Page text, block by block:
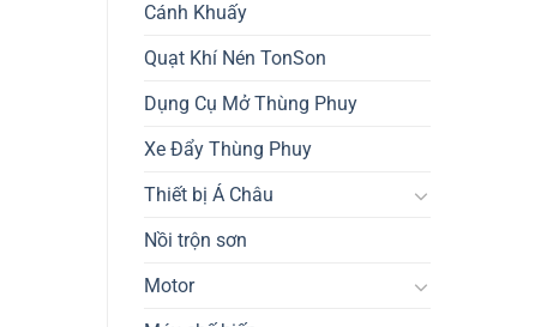
Cánh Khuấy
Quạt Khí Nén TonSon
Dụng Cụ Mở Thùng Phuy
Xe Đẩy Thùng Phuy
Thiết bị Á Châu
Nồi trộn sơn
Motor